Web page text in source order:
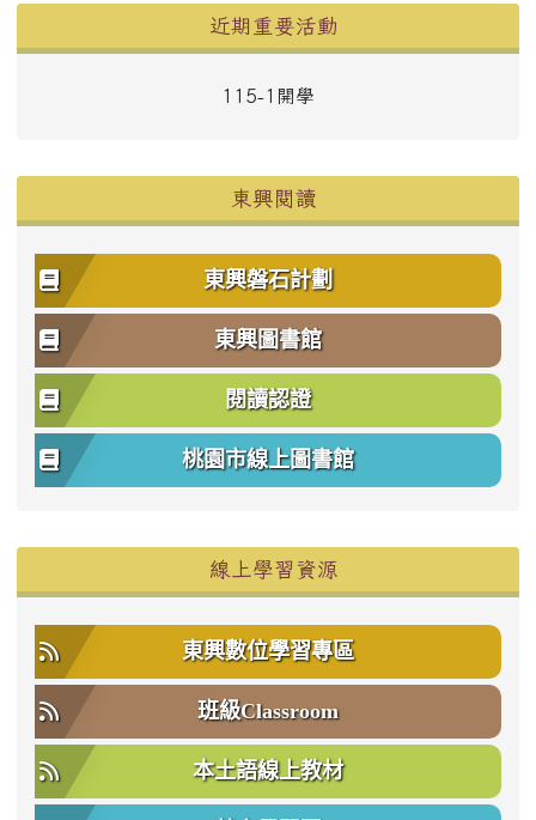
近期重要活動
115-1開學
東興閱讀
東興磐石計劃
東興圖書館
閱讀認證
桃園市線上圖書館
線上學習資源
東興數位學習專區
班級Classroom
本土語線上教材